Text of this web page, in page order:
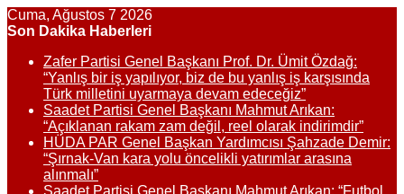
Cuma, Ağustos 7 2026
Son Dakika Haberleri
Zafer Partisi Genel Başkanı Prof. Dr. Ümit Özdağ:
“Yanlış bir iş yapılıyor, biz de bu yanlış iş karşısında
Türk milletini uyarmaya devam edeceğiz”
Saadet Partisi Genel Başkanı Mahmut Arıkan:
“Açıklanan rakam zam değil, reel olarak indirimdir”
HÜDA PAR Genel Başkan Yardımcısı Şahzade Demir:
“Şırnak-Van kara yolu öncelikli yatırımlar arasına
alınmalı”
Saadet Partisi Genel Başkanı Mahmut Arıkan: “Futbol